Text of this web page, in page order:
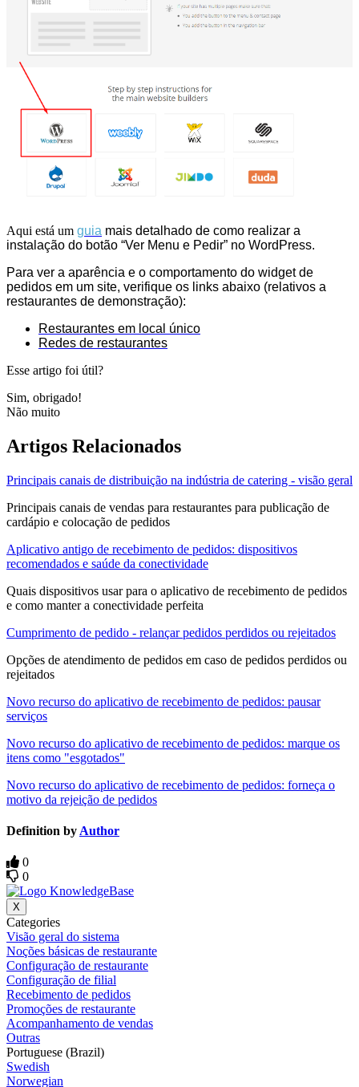
Aqui está um guia mais detalhado de como realizar a
instalação do botão “Ver Menu e Pedir” no WordPress.
Para ver a aparência e o comportamento do widget de
pedidos em um site, verifique os links abaixo (relativos a
restaurantes de demonstração):
Restaurantes em local único
Redes de restaurantes
Esse artigo foi útil?
Sim, obrigado!
Não muito
Artigos Relacionados
Principais canais de distribuição na indústria de catering - visão geral
Principais canais de vendas para restaurantes para publicação de
cardápio e colocação de pedidos
Aplicativo antigo de recebimento de pedidos: dispositivos
recomendados e saúde da conectividade
Quais dispositivos usar para o aplicativo de recebimento de pedidos
e como manter a conectividade perfeita
Cumprimento de pedido - relançar pedidos perdidos ou rejeitados
Opções de atendimento de pedidos em caso de pedidos perdidos ou
rejeitados
Novo recurso do aplicativo de recebimento de pedidos: pausar
serviços
Novo recurso do aplicativo de recebimento de pedidos: marque os
itens como "esgotados"
Novo recurso do aplicativo de recebimento de pedidos: forneça o
motivo da rejeição de pedidos
Definition by Author
0
0
X
Categories
Visão geral do sistema
Noções básicas de restaurante
Configuração de restaurante
Configuração de filial
Recebimento de pedidos
Promoções de restaurante
Acompanhamento de vendas
Outras
Portuguese (Brazil)
Swedish
Norwegian